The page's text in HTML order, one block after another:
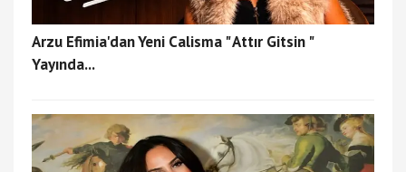
Arzu Efimia'dan Yeni Calisma " Attır Gitsin "
Yayında...